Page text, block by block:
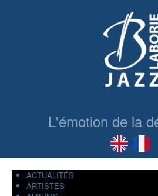
L'émotion de la
ACTUALITÉS
ARTISTES